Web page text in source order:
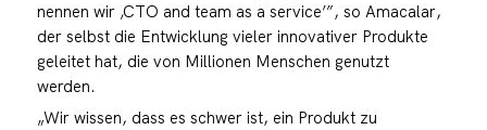
nennen wir ‚CTO and team as a service’”, so Amacalar,
der selbst die Entwicklung vieler innovativer Produkte
geleitet hat, die von Millionen Menschen genutzt
werden.
„Wir wissen, dass es schwer ist, ein Produkt zu